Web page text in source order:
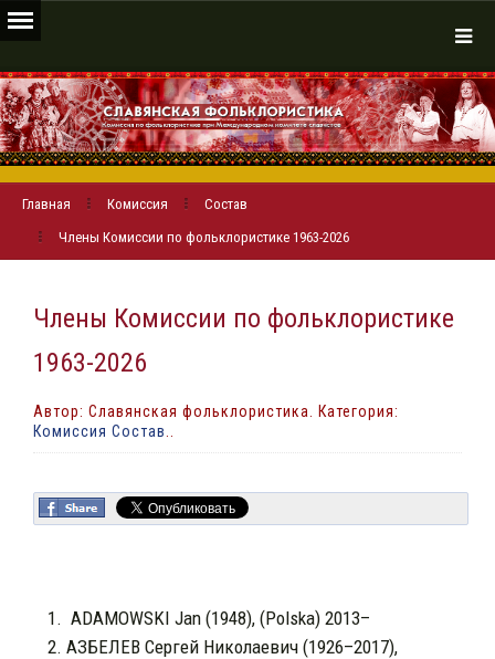
Главная Комиссия
Состав
Члены Комиссии по фольклористикe 1963-2026
Члены Комиссии по фольклористикe
1963-2026
Автор: Славянская фольклористика. Категория:
Комиссия Состав
ADAMOWSKI Jan (1948), (Polska) 2013–
АЗБЕЛЕВ Сергей Николаевич (1926–2017),